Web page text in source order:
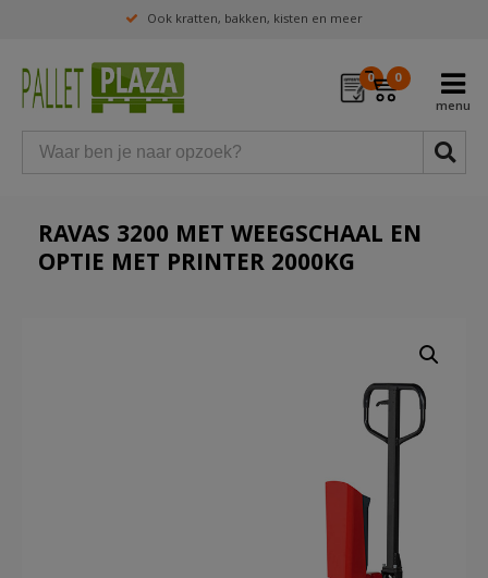
Ook kratten, bakken, kisten en meer
0 0
RAVAS 3200 MET WEEGSCHAAL EN
OPTIE MET PRINTER 2000KG